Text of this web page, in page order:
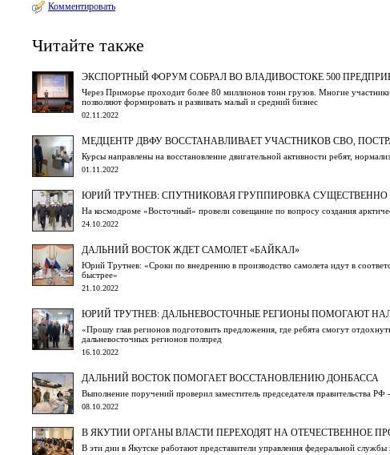
Комментировать
Читайте также
ЭКСПОРТНЫЙ ФОРУМ СОБРАЛ ВО ВЛАДИВОСТОКЕ 500
Через Приморье проходит более 80 миллионов тонн грузов. Многие
позволяют формировать и развивать малый и средний бизнес
02.11.2022
МЕДЦЕНТР ДВФУ ВОССТАНАВЛИВАЕТ УЧАСТНИКОВ СВО,
Курсы направлены на восстановление двигательной активности ребят,
01.11.2022
ЮРИЙ ТРУТНЕВ: СПУТНИКОВАЯ ГРУППИРОВКА
На космодроме «Восточный» провели совещание по вопросу создания
24.10.2022
ДАЛЬНИЙ ВОСТОК ЖДЕТ САМОЛЕТ «БАЙКАЛ»
Юрий Трутнев: «Сроки по внедрению в производство самолета идут в
быстрее»
21.10.2022
ЮРИЙ ТРУТНЕВ: ДАЛЬНЕВОСТОЧНЫЕ РЕГИОНЫ ПОМОГАЮТ
«Прошу глав регионов подготовить предложения, где ребята смогут
дальневосточных регионов полпред
16.10.2022
ДАЛЬНИЙ ВОСТОК ПОМОГАЕТ ВОССТАНОВЛЕНИЮ ДОНБАССА
Выполнение поручений проверил заместитель председателя
08.10.2022
В ЯКУТИИ ОРГАНЫ ВЛАСТИ ПЕРЕХОДЯТ НА ОТЕЧЕСТВЕННОЕ
В эти дни в Якутске работают представители управления федеральной